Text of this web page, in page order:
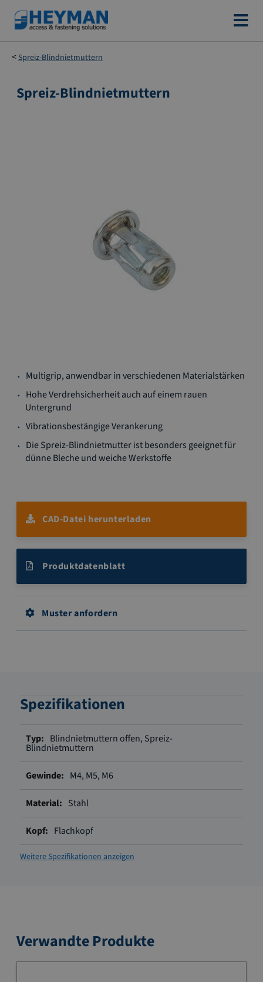
Zum
Inhalt
springen
Spreiz-Blindnietmuttern
Zum
Ende
Spreiz-Blindnietmuttern
Anfang
der
Bildgalerie
Multigrip, anwendbar in verschiedenen Materialstärken
Hohe Verdrehsicherheit auch auf einem rauen
Untergrund
Vibrationsbestängige Verankerung
Die Spreiz-Blindnietmutter ist besonders geeignet für
dünne Bleche und weiche Werkstoffe
CAD-Datei herunterladen
Produktdatenblatt
Muster anfordern
Spezifikationen
InformationenBlindnietmuttern offen, Spreiz-
Blindnietmuttern
M4, M5, M6
Stahl
Flachkopf
Weitere Spezifikationen anzeigen
Verwandte Produkte